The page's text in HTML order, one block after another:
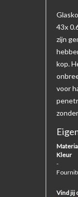
43x
zijn
kop.
voor
Kleur
-
Vind jij